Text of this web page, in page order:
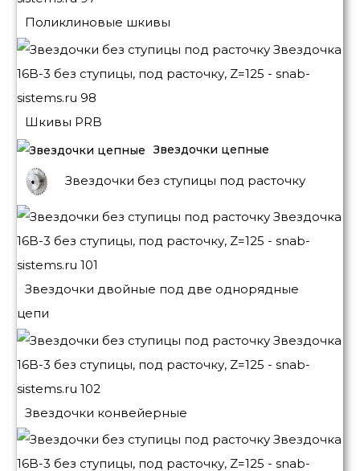
Поликлиновые шкивы
Шкивы PRB
Звездочки цепные
Звездочки без ступицы под расточку
Звездочки двойные под две однорядные
цепи
Звездочки конвейерные